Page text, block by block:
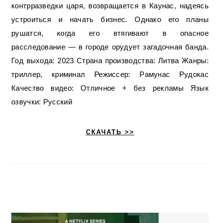
контрразведки царя, возвращается в Каунас, надеясь
устроиться и начать бизнес. Однако его планы
рушатся, когда его втягивают в опасное
расследование — в городе орудует загадочная банда.
Год выхода: 2023 Страна производства: Литва Жанры:
триллер, криминал Режиссер: Рамунас Рудокас
Качество видео: Отличное + без рекламы Язык
озвучки: Русский
СКАЧАТЬ >>